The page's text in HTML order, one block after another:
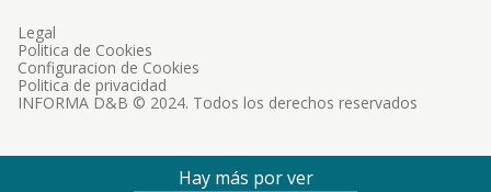
INFORMA D&B © 2024. Todos los derechos reservados
Legal
Politica de Cookies
Configuracion de Cookies
Politica de privacidad
Hay más por ver